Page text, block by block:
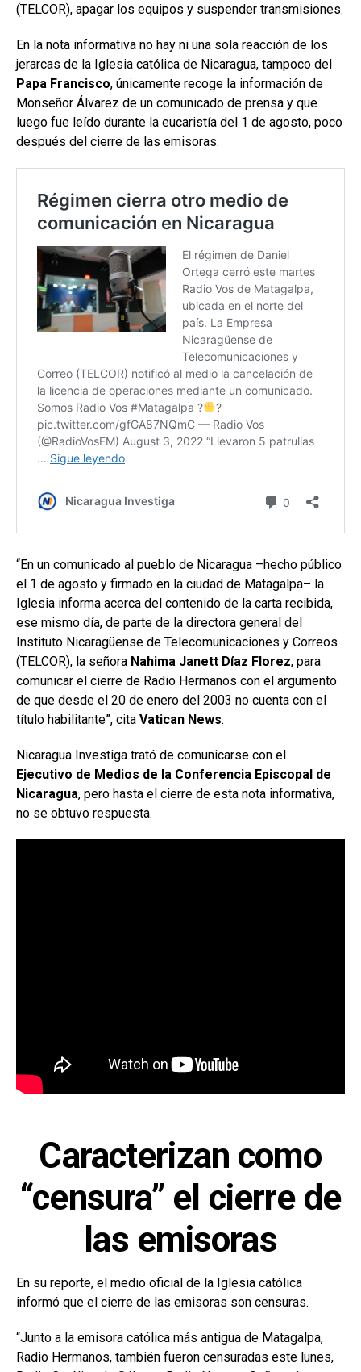
(TELCOR), apagar los equipos y suspender transmisiones.
En la nota informativa no hay ni una sola reacción de los
jerarcas de la Iglesia católica de Nicaragua, tampoco del
Papa Francisco, únicamente recoge la información de
Monseñor Álvarez de un comunicado de prensa y que
luego fue leído durante la eucaristía del 1 de agosto, poco
después del cierre de las emisoras.
“En un comunicado al pueblo de Nicaragua –hecho público
el 1 de agosto y firmado en la ciudad de Matagalpa– la
Iglesia informa acerca del contenido de la carta recibida,
ese mismo día, de parte de la directora general del
Instituto Nicaragüense de Telecomunicaciones y Correos
(TELCOR), la señora Nahima Janett Díaz Florez, para
comunicar el cierre de Radio Hermanos con el argumento
de que desde el 20 de enero del 2003 no cuenta con el
título habilitante”, cita Vatican News.
Nicaragua Investiga trató de comunicarse con el
Ejecutivo de Medios de la Conferencia Episcopal de
Nicaragua, pero hasta el cierre de esta nota informativa,
no se obtuvo respuesta.
Caracterizan como
“censura” el cierre de
las emisoras
En su reporte, el medio oficial de la Iglesia católica
informó que el cierre de las emisoras son censuras.
“Junto a la emisora católica más antigua de Matagalpa,
Radio Hermanos, también fueron censuradas este lunes,